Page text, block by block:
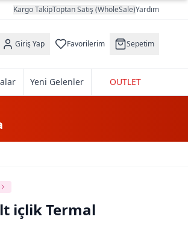
Kargo TakipToptan Satış (WholeSale)Yardım
Giriş Yap Favorilerim Sepetim
Yeni Gelenler OUTLET
içlik Termal